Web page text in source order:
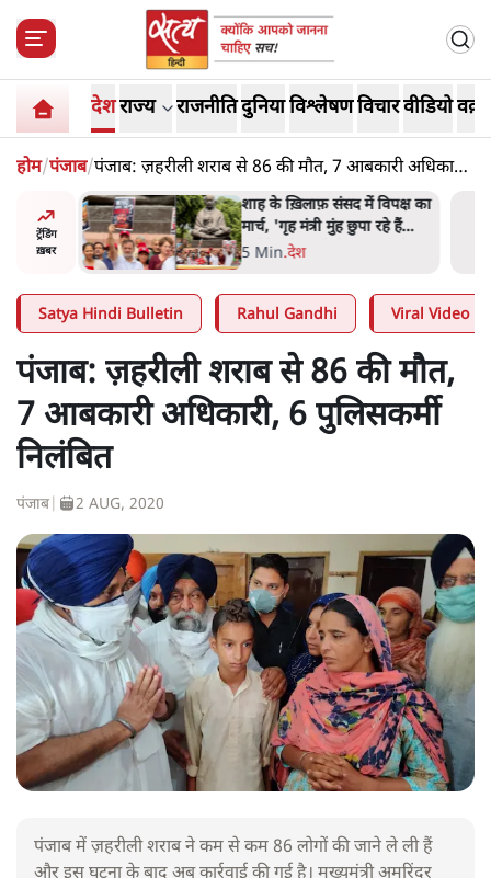
देशराज्य राजनीतिदुनियाविश्लेषणविचारवीडियो
होम/पंजाब/पंजाब: ज़हरीली शराब से 86 की मौत, 7 आबकारी अधिकारी,
6 पुलिसकर्मी निलंबित
ट्रेंडिंग
ख़बर
पर
शाह के ख़िलाफ़ संसद में विपक्ष का
मार्च, 'गृह मंत्री मुंह छुपा रहे हैं
क्योंकि वो छात्रों के गुनहगार हैं'
5 Min.देश
Satya Hindi Bulletin Rahul Gandhi Viral Video
पंजाब: ज़हरीली शराब से 86 की मौत,
7 आबकारी अधिकारी, 6 पुलिसकर्मी
निलंबित
पंजाब 2 AUG, 2020
पंजाब में ज़हरीली शराब ने कम से कम 86 लोगों की जाने ले ली हैं